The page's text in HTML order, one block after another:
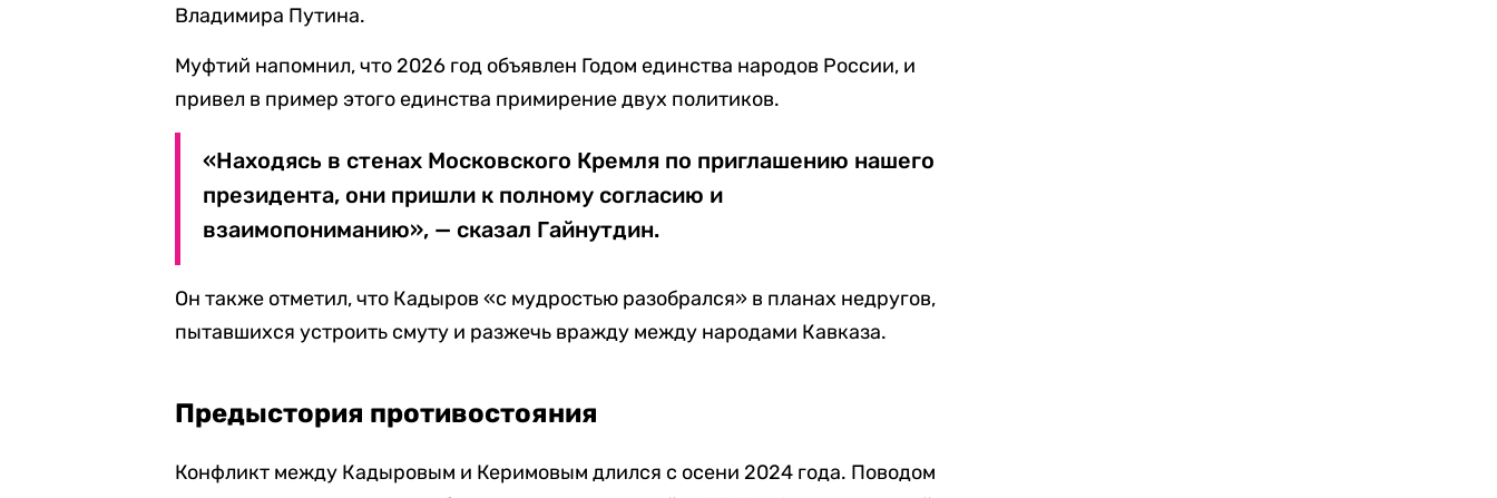
Владимира Путина.
Муфтий напомнил, что 2026 год объявлен Годом единства народов России, и
привел в пример этого единства примирение двух политиков.
«Находясь в стенах Московского Кремля по приглашению нашего
президента, они пришли к полному согласию и
взаимопониманию», — сказал Гайнутдин.
Он также отметил, что Кадыров «с мудростью разобрался» в планах недругов,
пытавшихся устроить смуту и разжечь вражду между народами Кавказа.
Предыстория противостояния
Конфликт между Кадыровым и Керимовым длился с осени 2024 года. Поводом